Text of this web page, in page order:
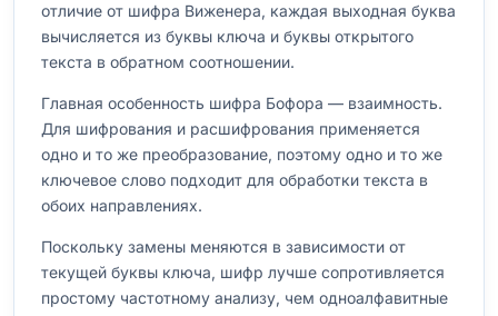
отличие от шифра Виженера, каждая выходная буква
вычисляется из буквы ключа и буквы открытого
текста в обратном соотношении.
Главная особенность шифра Бофора — взаимность.
Для шифрования и расшифрования применяется
одно и то же преобразование, поэтому одно и то же
ключевое слово подходит для обработки текста в
обоих направлениях.
Поскольку замены меняются в зависимости от
текущей буквы ключа, шифр лучше сопротивляется
простому частотному анализу, чем одноалфавитные